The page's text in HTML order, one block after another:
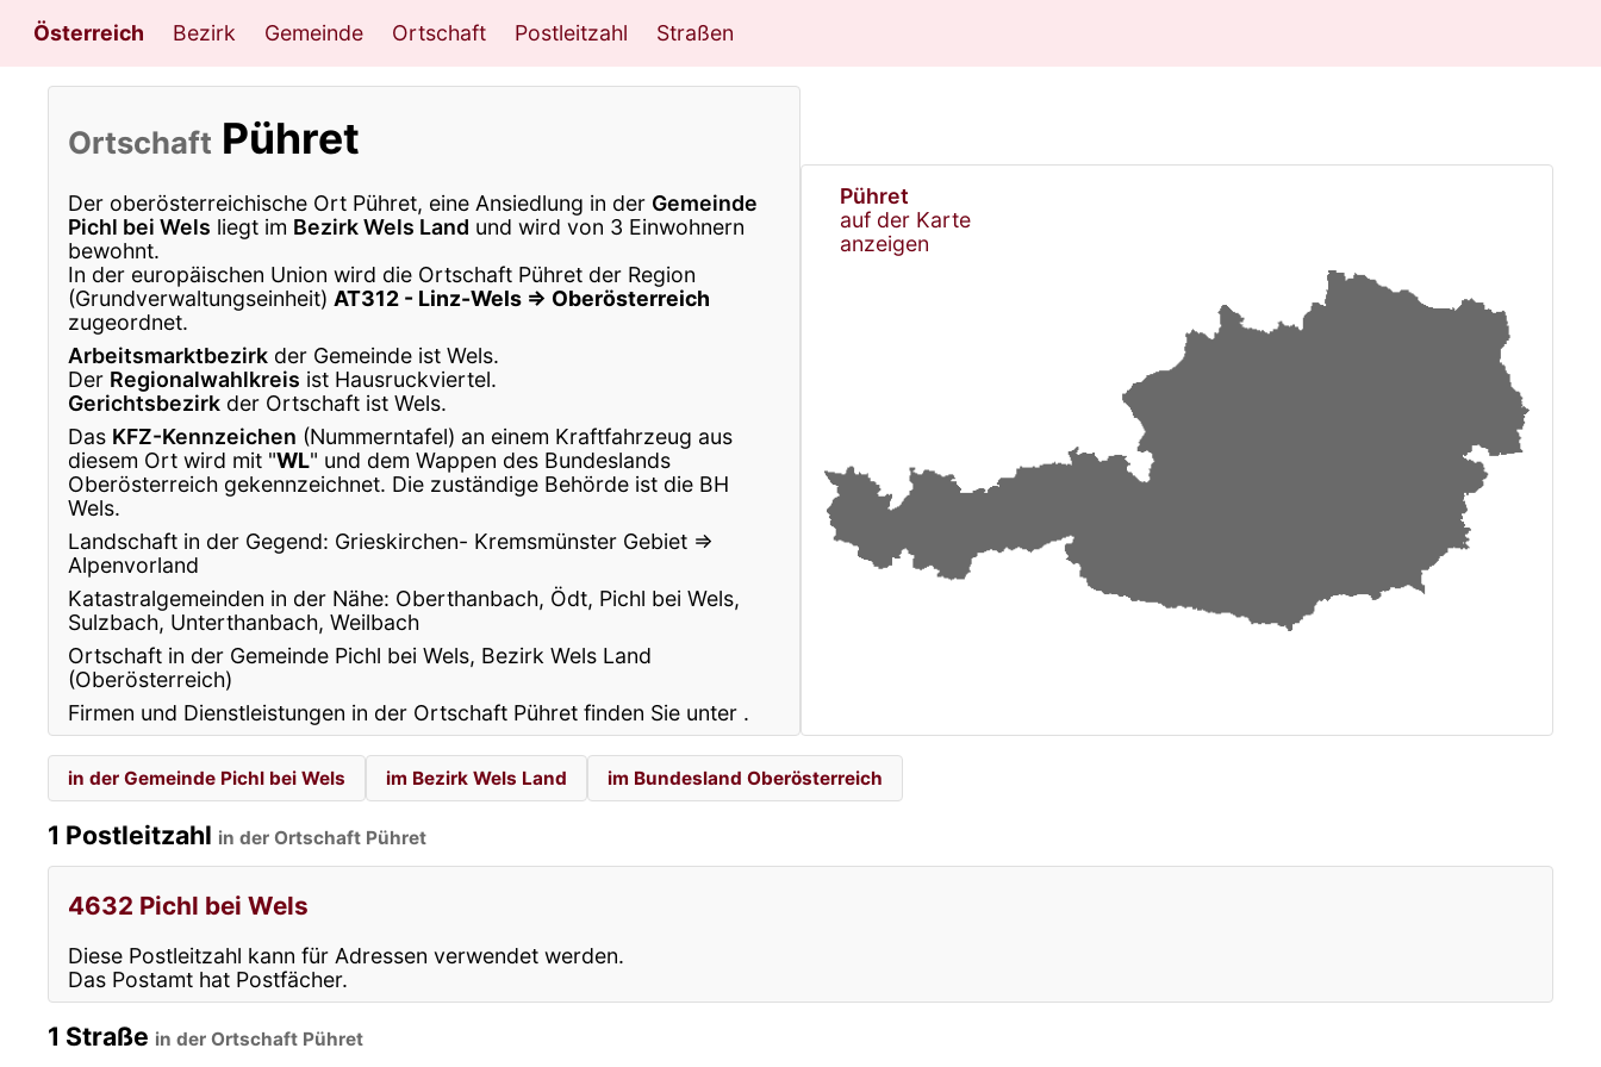
Österreich Bezirk Gemeinde Ortschaft Postleitzahl Straßen
Ortschaft Pühret
Der oberösterreichische Ort Pühret, eine Ansiedlung in der Gemeinde
Pichl bei Wels liegt im Bezirk Wels Land und wird von 3 Einwohnern
bewohnt.
In der europäischen Union wird die Ortschaft Pühret der Region
(Grundverwaltungseinheit) AT312 - Linz-Wels ⇒ Oberösterreich
zugeordnet.
Arbeitsmarktbezirk der Gemeinde ist Wels.
Der Regionalwahlkreis ist Hausruckviertel.
Gerichtsbezirk der Ortschaft ist Wels.
Das KFZ-Kennzeichen (Nummerntafel) an einem Kraftfahrzeug aus
diesem Ort wird mit "WL" und dem Wappen des Bundeslands
Oberösterreich gekennzeichnet. Die zuständige Behörde ist die BH
Wels.
Landschaft in der Gegend: Grieskirchen- Kremsmünster Gebiet ⇒
Alpenvorland
Katastralgemeinden in der Nähe: Oberthanbach, Ödt, Pichl bei Wels,
Sulzbach, Unterthanbach, Weilbach
Ortschaft in der Gemeinde Pichl bei Wels, Bezirk Wels Land
(Oberösterreich)
Firmen und Dienstleistungen in der Ortschaft Pühret finden Sie unter .
Pühret
auf der Karte
anzeigen
in der Gemeinde Pichl bei Wels im Bezirk Wels Land im Bundesland Oberösterreich
1 Postleitzahl in der Ortschaft Pühret
4632 Pichl bei Wels
Diese Postleitzahl kann für Adressen verwendet werden.
Das Postamt hat Postfächer.
1 Straße in der Ortschaft Pühret